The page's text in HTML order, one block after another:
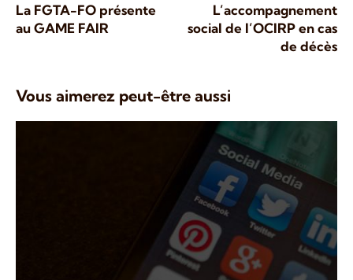
La FGTA-FO présente
au GAME FAIR
L’accompagnement
social de l’OCIRP en cas
de décès
Vous aimerez peut-être aussi